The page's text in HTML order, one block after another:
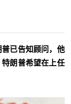
普已告知顾问，他
朗普希望在上任